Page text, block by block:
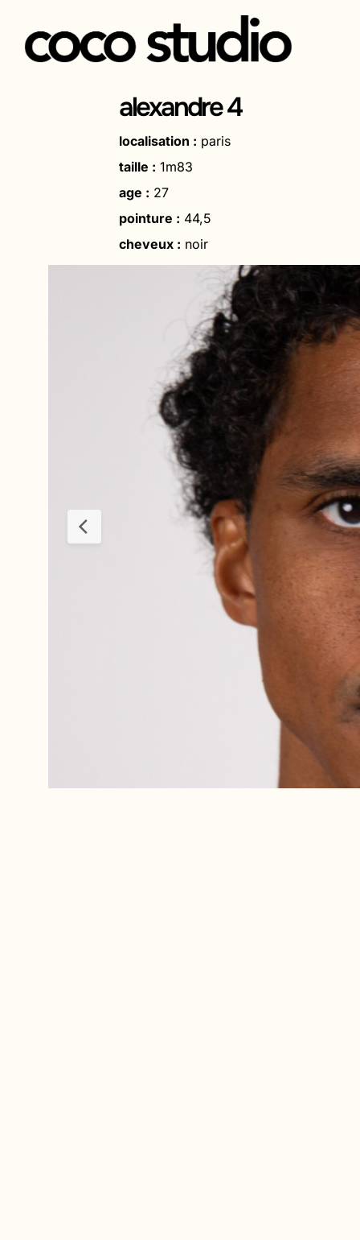
Aller
alexandre 4
localisation : paris
taille : 1m83
age : 27
pointure : 44,5
cheveux : noir